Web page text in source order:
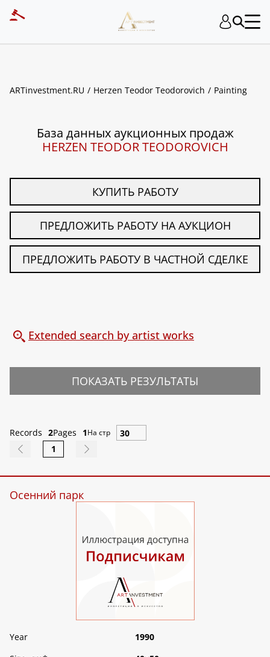
ARTinvestment.RU Herzen Teodor Teodorovich Painting
База данных аукционных продаж
HERZEN TEODOR TEODOROVICH
КУПИТЬ РАБОТУ
ПРЕДЛОЖИТЬ РАБОТУ НА АУКЦИОН
ПРЕДЛОЖИТЬ РАБОТУ В ЧАСТНОЙ СДЕЛКЕ
Extended search by artist works
ПОКАЗАТЬ РЕЗУЛЬТАТЫ
Records 2Pages 1На стр
1
Осенний парк
Year
1990